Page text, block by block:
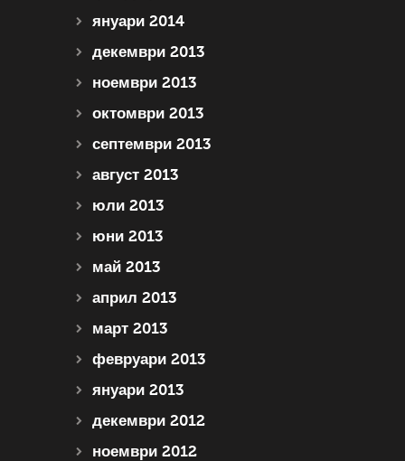
януари 2014
декември 2013
ноември 2013
октомври 2013
септември 2013
август 2013
юли 2013
юни 2013
май 2013
април 2013
март 2013
февруари 2013
януари 2013
декември 2012
ноември 2012